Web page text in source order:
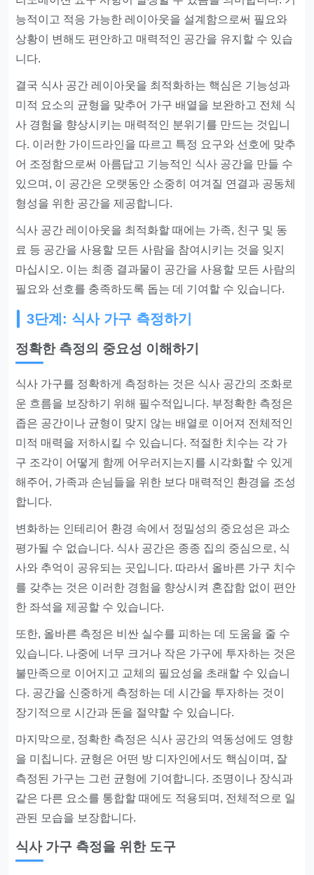
능적이고 적응 가능한 레이아웃을 설계함으로써 필요와
상황이 변해도 편안하고 매력적인 공간을 유지할 수 있습
니다.
결국 식사 공간 레이아웃을 최적화하는 핵심은 기능성과
미적 요소의 균형을 맞추어 가구 배열을 보완하고 전체 식
사 경험을 향상시키는 매력적인 분위기를 만드는 것입니
다. 이러한 가이드라인을 따르고 특정 요구와 선호에 맞추
어 조정함으로써 아름답고 기능적인 식사 공간을 만들 수
있으며, 이 공간은 오랫동안 소중히 여겨질 연결과 공동체
형성을 위한 공간을 제공합니다.
식사 공간 레이아웃을 최적화할 때에는 가족, 친구 및 동
료 등 공간을 사용할 모든 사람을 참여시키는 것을 잊지
마십시오. 이는 최종 결과물이 공간을 사용할 모든 사람의
필요와 선호를 충족하도록 돕는 데 기여할 수 있습니다.
3단계: 식사 가구 측정하기
정확한 측정의 중요성 이해하기
식사 가구를 정확하게 측정하는 것은 식사 공간의 조화로
운 흐름을 보장하기 위해 필수적입니다. 부정확한 측정은
좁은 공간이나 균형이 맞지 않는 배열로 이어져 전체적인
미적 매력을 저하시킬 수 있습니다. 적절한 치수는 각 가
구 조각이 어떻게 함께 어우러지는지를 시각화할 수 있게
해주어, 가족과 손님들을 위한 보다 매력적인 환경을 조성
합니다.
변화하는 인테리어 환경 속에서 정밀성의 중요성은 과소
평가될 수 없습니다. 식사 공간은 종종 집의 중심으로, 식
사와 추억이 공유되는 곳입니다. 따라서 올바른 가구 치수
를 갖추는 것은 이러한 경험을 향상시켜 혼잡함 없이 편안
한 좌석을 제공할 수 있습니다.
또한, 올바른 측정은 비싼 실수를 피하는 데 도움을 줄 수
있습니다. 나중에 너무 크거나 작은 가구에 투자하는 것은
불만족으로 이어지고 교체의 필요성을 초래할 수 있습니
다. 공간을 신중하게 측정하는 데 시간을 투자하는 것이
장기적으로 시간과 돈을 절약할 수 있습니다.
마지막으로, 정확한 측정은 식사 공간의 역동성에도 영향
을 미칩니다. 균형은 어떤 방 디자인에서도 핵심이며, 잘
측정된 가구는 그런 균형에 기여합니다. 조명이나 장식과
같은 다른 요소를 통합할 때에도 적용되며, 전체적으로 일
관된 모습을 보장합니다.
식사 가구 측정을 위한 도구